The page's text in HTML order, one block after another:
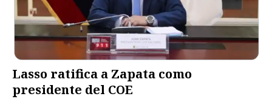
Lasso ratifica a Zapata como
presidente del COE